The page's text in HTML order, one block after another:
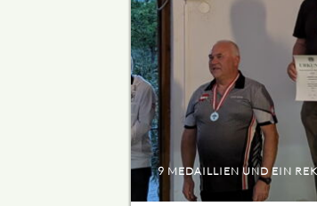
9 MEDAILLIEN UND EIN